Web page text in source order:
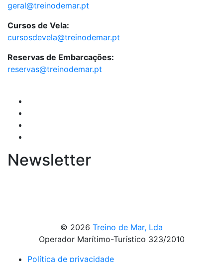
geral@treinodemar.pt
Cursos de Vela:
cursosdevela@treinodemar.pt
Reservas de Embarcações:
reservas@treinodemar.pt
Newsletter
© 2026 Treino de Mar, Lda
Operador Marítimo-Turístico 323/2010
Política de privacidade